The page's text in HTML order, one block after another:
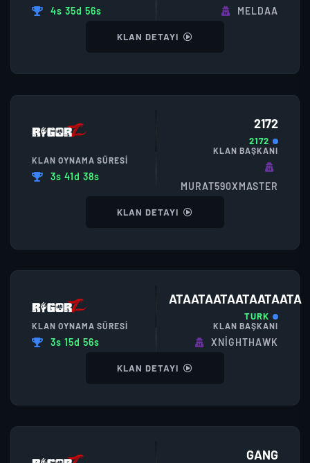
4s 35d 56s MELDAA
KLAN DETAYI
2172
2172
KLAN OYNAMA SÜRESI
3s 41d 38s
KLAN BAŞKANI
MURAT590XMASTER
KLAN DETAYI
ATAATAATAATAATAATA
TURK
KLAN OYNAMA SÜRESI
3s 15d 56s
KLAN BAŞKANI
XNIGHTHAWK
KLAN DETAYI
GANG